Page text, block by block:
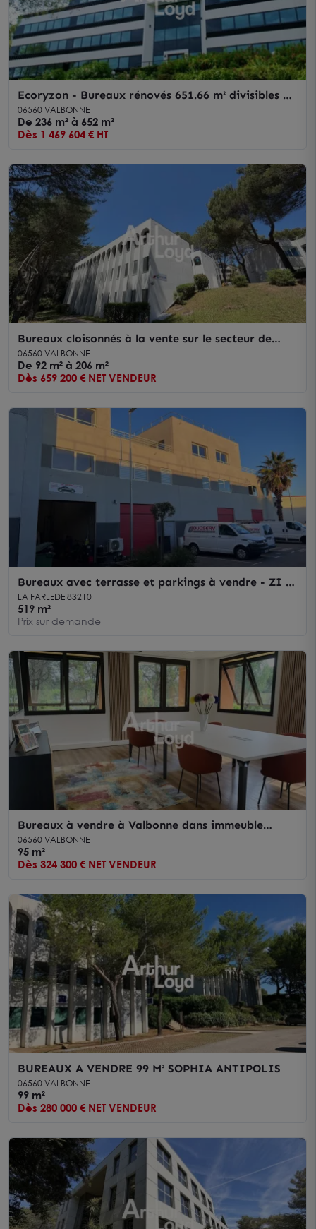
Ecoryzon - Bureaux rénovés 651.66 m² divisibles à
vendre - Sophia Antipolis
06560 VALBONNE
De 236 m² à 652 m²
Dès 1 469 604 € HT
Bureaux cloisonnés à la vente sur le secteur de
Sophia Antipolis
06560 VALBONNE
De 92 m² à 206 m²
Dès 659 200 € NET VENDEUR
Bureaux avec terrasse et parkings à vendre - ZI -
La Farlède
LA FARLEDE 83210
519 m²
Prix sur demande
Bureaux à vendre à Valbonne dans immeuble
prime avec parkings privatifs
06560 VALBONNE
95 m²
Dès 324 300 € NET VENDEUR
BUREAUX A VENDRE 99 M² SOPHIA ANTIPOLIS
06560 VALBONNE
99 m²
Dès 280 000 € NET VENDEUR